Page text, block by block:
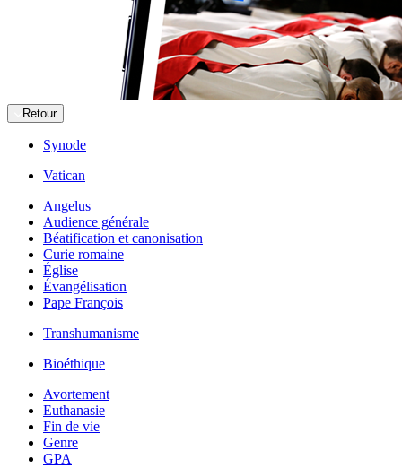
Retour
Synode
Vatican
Angelus
Audience générale
Béatification et canonisation
Curie romaine
Église
Évangélisation
Pape François
Transhumanisme
Bioéthique
Avortement
Euthanasie
Fin de vie
Genre
GPA